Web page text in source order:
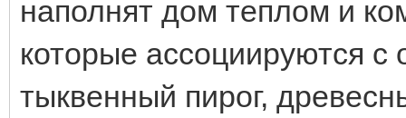
наполнят дом теплом и
которые ассоциируются с
тыквенный пирог,